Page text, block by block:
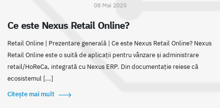
08 Mai 2025
Ce este Nexus Retail Online?
Retail Online | Prezentare generală | Ce este Nexus Retail Online? Nexus
Retail Online este o suită de aplicații pentru vânzare și administrare
retail/HoReCa, integrată cu Nexus ERP. Din documentație reiese că
ecosistemul [...]
Citește mai mult